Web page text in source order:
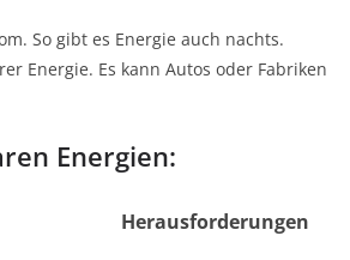
So gibt es Energie auch nachts.
Energie. Es kann Autos oder Fabriken
Energien:
Herausforderungen